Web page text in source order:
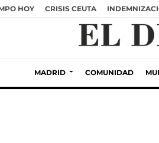
HOY CRISIS CEUTA
MADRID COMUNIDAD